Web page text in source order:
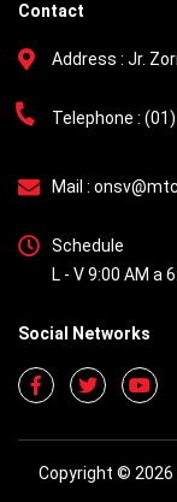
Contact
Address : Jr.
Telephone :
Mail :
Schedule
L - V 9:00 AM a
Social Networks
Copyright © 2026